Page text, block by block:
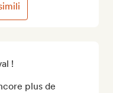
!
plus de